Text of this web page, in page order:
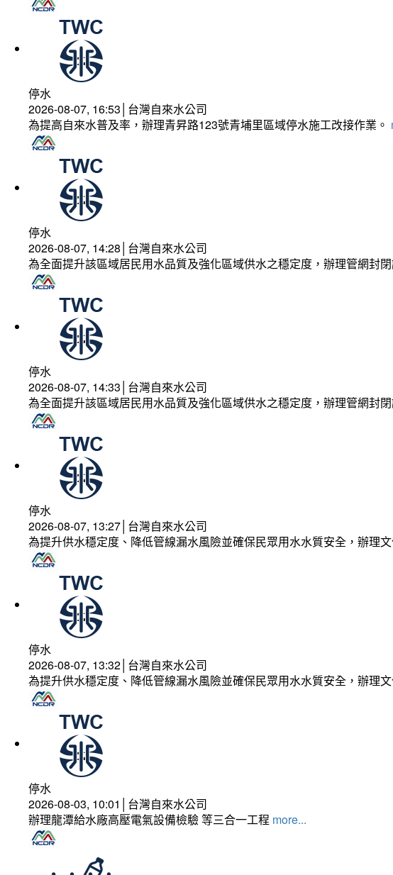
停水
2026-08-07, 16:53│台灣自來水公司
為提高自來水普及率，辦理青昇路123號青埔里區域停水施工改接作業。
停水
2026-08-07, 14:28│台灣自來水公司
為全面提升該區域居民用水品質及強化區域供水之穩定度，辦理管網封
停水
2026-08-07, 14:33│台灣自來水公司
為全面提升該區域居民用水品質及強化區域供水之穩定度，辦理管網封
停水
2026-08-07, 13:27│台灣自來水公司
為提升供水穩定度、降低管線漏水風險並確保民眾用水水質安全，辦理
停水
2026-08-07, 13:32│台灣自來水公司
為提升供水穩定度、降低管線漏水風險並確保民眾用水水質安全，辦理
停水
2026-08-03, 10:01│台灣自來水公司
辦理龍潭給水廠高壓電氣設備檢驗 等三合一工程 more...